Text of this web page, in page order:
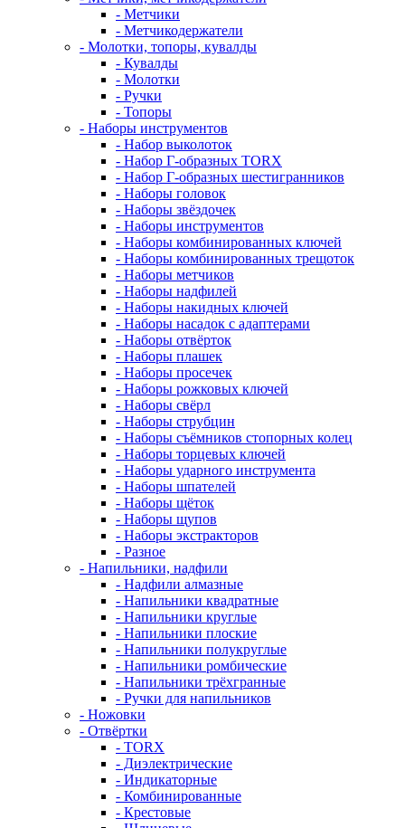
- Метчики
- Метчикодержатели
- Молотки, топоры, кувалды
- Кувалды
- Молотки
- Ручки
- Топоры
- Наборы инструментов
- Набор выколоток
- Набор Г-образных TORX
- Набор Г-образных шестигранников
- Наборы головок
- Наборы звёздочек
- Наборы инструментов
- Наборы комбинированных ключей
- Наборы комбинированных трещоток
- Наборы метчиков
- Наборы надфилей
- Наборы накидных ключей
- Наборы насадок с адаптерами
- Наборы отвёрток
- Наборы плашек
- Наборы просечек
- Наборы рожковых ключей
- Наборы свёрл
- Наборы струбцин
- Наборы съёмников стопорных колец
- Наборы торцевых ключей
- Наборы ударного инструмента
- Наборы шпателей
- Наборы щёток
- Наборы щупов
- Наборы экстракторов
- Разное
- Напильники, надфили
- Надфили алмазные
- Напильники квадратные
- Напильники круглые
- Напильники плоские
- Напильники полукруглые
- Напильники ромбические
- Напильники трёхгранные
- Ручки для напильников
- Ножовки
- Отвёртки
- TORX
- Диэлектрические
- Индикаторные
- Комбинированные
- Крестовые